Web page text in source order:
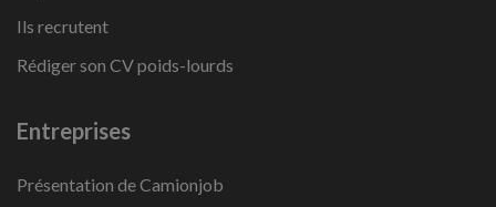
Ils recrutent
Rédiger son CV poids-lourds
Entreprises
Présentation de Camionjob